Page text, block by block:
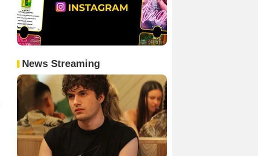
News Streaming